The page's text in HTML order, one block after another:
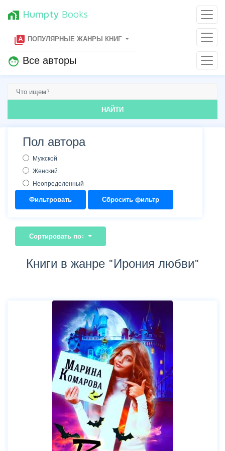
home_work Humpty Books
type_specimen ПОПУЛЯРНЫЕ ЖАНРЫ КНИГ
face Все авторы
НАЙТИ
Пол автора
Мужской
Женский
Неопределенный
Фильтровать Сбросить фильтр
Сортировать по:
Книги в жанре "Ирония любви"